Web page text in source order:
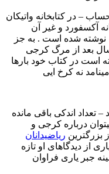
– در کتابخانه واتیکان
آکسفورد و غیر آن
نوشته شده است . به جز
سموئیل فرزند یحیی مغربی که ۷۰ سال بعد از مرگ کرجی
است در کتاب خود بارها
نه کرخ ایی
۸۰ اثر شمرده اند – تعداد اندکی باقی مانده
درباره کرجی و
بزرگترین ریاضیدانان
از دیدگاهای او تازه
جبر یاری فراوان